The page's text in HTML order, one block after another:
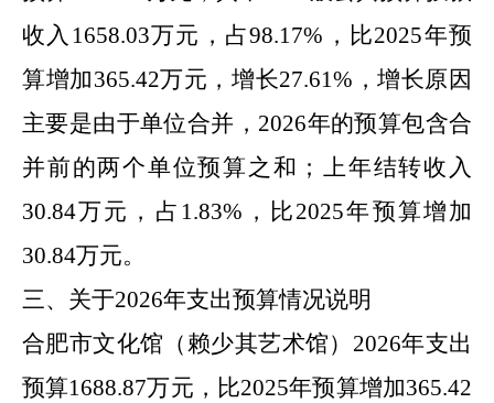
收入 1658.03万元，占98.17% ，比2025年预
算增加365.42万元，增长27.61% ，增长原因
主要是由于单位合并， 2026年的预算包含合
并前的两个单位预算之和 ； 上年结转收入
30.84万元，占 1.83% ，比2025年预算增加
30.84万元。
三、关于2026年支出预算情况说明
合肥市文化馆（赖少其艺术馆） 2026年支出
预算1688.87万元，比2025年预算增加365.42